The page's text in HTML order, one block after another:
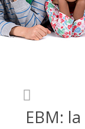
EBM: